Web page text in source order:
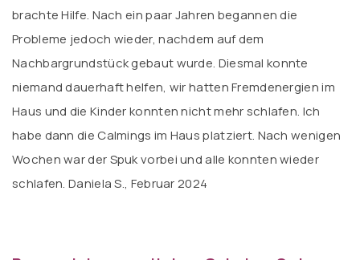
brachte Hilfe. Nach ein paar Jahren begannen die
Probleme jedoch wieder, nachdem auf dem
Nachbargrundstück gebaut wurde. Diesmal konnte
niemand dauerhaft helfen, wir hatten Fremdenergien im
Haus und die Kinder konnten nicht mehr schlafen. Ich
habe dann die Calmings im Haus platziert. Nach wenigen
Wochen war der Spuk vorbei und alle konnten wieder
schlafen. Daniela S., Februar 2024